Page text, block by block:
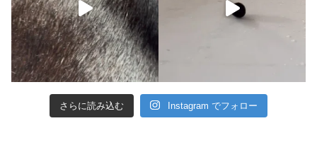
さらに読み込む Instagram でフォロー